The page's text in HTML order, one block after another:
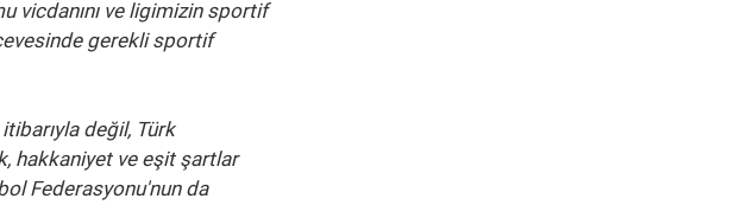
vicdanını ve ligimizin sportif
gerekli sportif
değil, Türk
hakkaniyet ve eşit şartlar
Federasyonu'nun da